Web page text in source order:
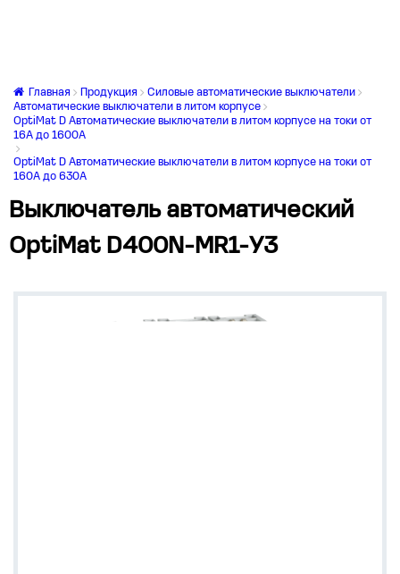
Главная Продукция
Силовые автоматические выключатели
Автоматические выключатели в литом корпусе
OptiMat D Автоматические выключатели в литом корпусе на токи от
16А до 1600А
OptiMat D Автоматические выключатели в литом корпусе на токи от
160А до 630А
Выключатель автоматический
OptiMat D400N-MR1-У3